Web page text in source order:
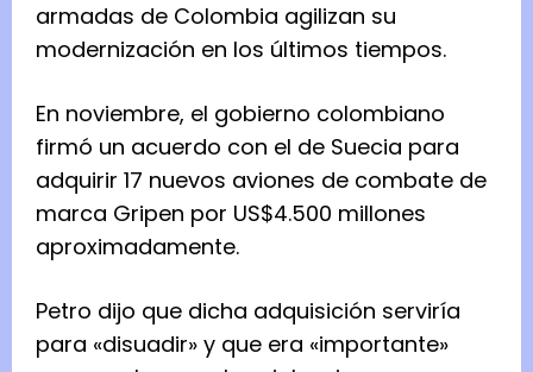
armadas de Colombia agilizan su
modernización en los últimos tiempos.
En noviembre, el gobierno colombiano
firmó un acuerdo con el de Suecia para
adquirir 17 nuevos aviones de combate de
marca Gripen por US$4.500 millones
aproximadamente.
Petro dijo que dicha adquisición serviría
para «disuadir» y que era «importante»